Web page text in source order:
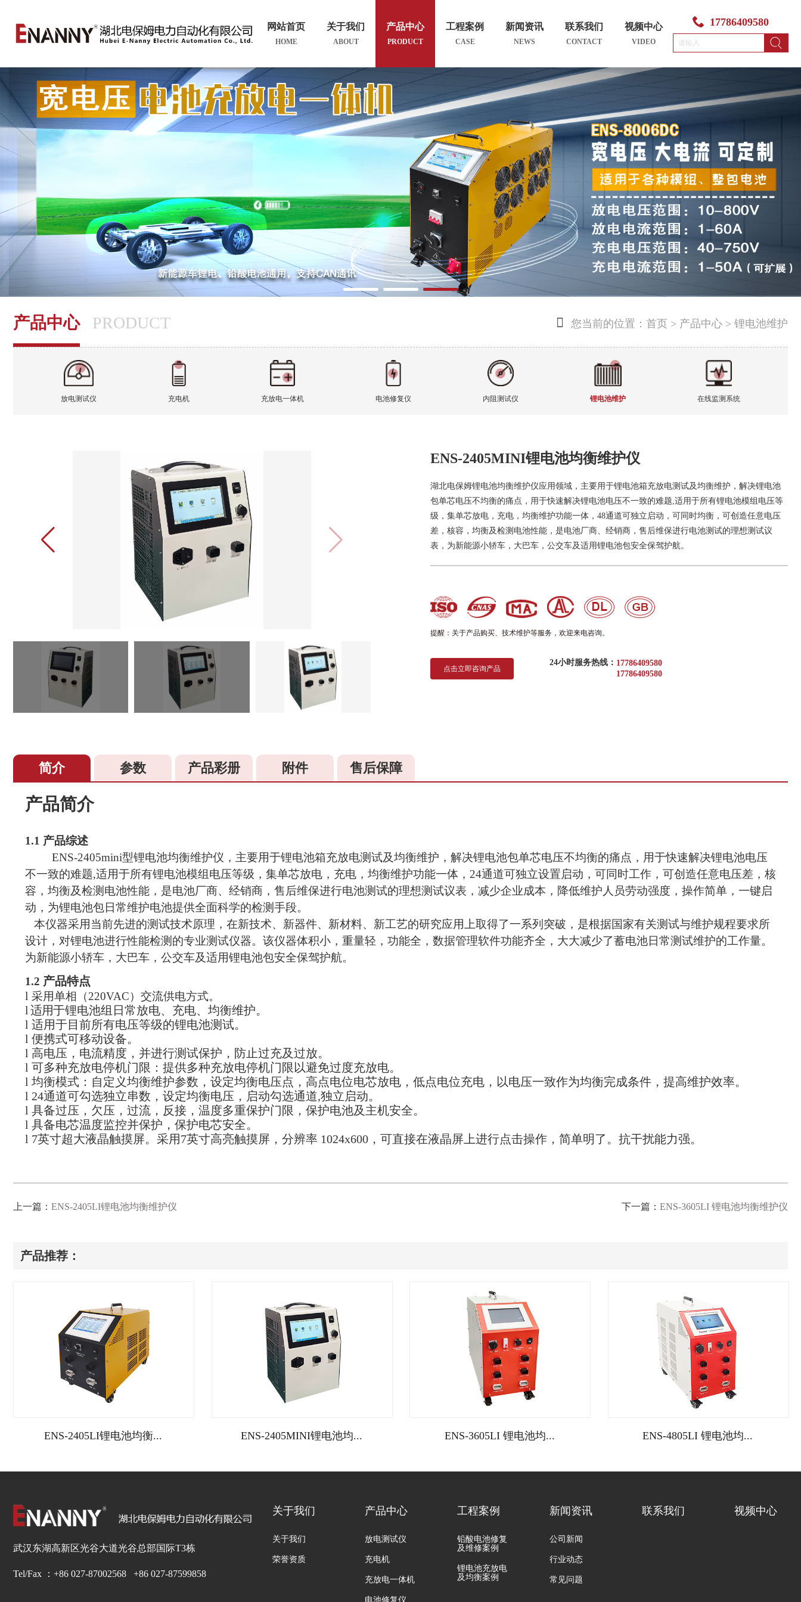
网站首页
HOME
关于我们
ABOUT
产品中心
PRODUCT
工程案例
CASE
新闻资讯
NEWS
联系我们
CONTACT
视频中心
VIDEO
17786409580
产品中心 PRODUCT  您当前的位置： 首页 > 产品中心 > 锂电池维护
放电测试仪 充电机 充放电一体机 电池修复仪 内阻测试仪 锂电池维护 在线监测系统
ENS-2405MINI锂电池均衡维护仪
湖北电保姆锂电池均衡维护仪应用领域，主要用于锂电池箱充放电测试及均衡维护，解决锂电池
包单芯电压不均衡的痛点，用于快速解决锂电池电压不一致的难题,适用于所有锂电池模组电压等
级，集单芯放电，充电，均衡维护功能一体，48通道可独立启动，可同时均衡，可创造任意电压
差，核容，均衡及检测电池性能，是电池厂商、经销商，售后维保进行电池测试的理想测试议
表，为新能源小轿车，大巴车，公交车及适用锂电池包安全保驾护航。
提醒：关于产品购买、技术维护等服务，欢迎来电咨询。
点击立即咨询产品
24小时服务热线： 17786409580
17786409580
简介 参数 产品彩册 附件 售后保障
产品简介
1.1 产品综述
ENS-2405mini型锂电池均衡维护仪，主要用于锂电池箱充放电测试及均衡维护，解决锂电池包单芯电压不均衡的痛点，用于快速解决锂电池电压
不一致的难题,适用于所有锂电池模组电压等级，集单芯放电，充电，均衡维护功能一体，24通道可独立设置启动，可同时工作，可创造任意电压差，核
容，均衡及检测电池性能，是电池厂商、经销商，售后维保进行电池测试的理想测试议表，减少企业成本，降低维护人员劳动强度，操作简单，一键启
动，为锂电池包日常维护电池提供全面科学的检测手段。
本仪器采用当前先进的测试技术原理，在新技术、新器件、新材料、新工艺的研究应用上取得了一系列突破，是根据国家有关测试与维护规程要求所
设计，对锂电池进行性能检测的专业测试仪器。该仪器体积小，重量轻，功能全，数据管理软件功能齐全，大大减少了蓄电池日常测试维护的工作量。
为新能源小轿车，大巴车，公交车及适用锂电池包安全保驾护航。
1.2 产品特点
l 采用单相（220VAC）交流供电方式。
l 适用于锂电池组日常放电、充电、均衡维护。
l 适用于目前所有电压等级的锂电池测试。
l 便携式可移动设备。
l 高电压，电流精度，并进行测试保护，防止过充及过放。
l 可多种充放电停机门限：提供多种充放电停机门限以避免过度充放电。
l 均衡模式：自定义均衡维护参数，设定均衡电压点，高点电位电芯放电，低点电位充电，以电压一致作为均衡完成条件，提高维护效率。
l 24通道可勾选独立串数，设定均衡电压，启动勾选通道,独立启动。
l 具备过压，欠压，过流，反接，温度多重保护门限，保护电池及主机安全。
l 具备电芯温度监控并保护，保护电芯安全。
l 7英寸超大液晶触摸屏。采用7英寸高亮触摸屏，分辨率 1024x600，可直接在液晶屏上进行点击操作，简单明了。抗干扰能力强。
上一篇： ENS-2405LI锂电池均衡维护仪 下一篇： ENS-3605LI 锂电池均衡维护仪
产品推荐：
ENS-2405LI锂电池均衡... ENS-2405MINI锂电池均... ENS-3605LI 锂电池均... ENS-4805LI 锂电池均...
武汉东湖高新区光谷大道光谷总部国际T3栋
Tel/Fax ：+86 027-87002568 +86 027-87599858
关于我们
关于我们
荣誉资质
产品中心
放电测试仪
充电机
充放电一体机
电池修复仪
工程案例
铅酸电池修复
及维修案例
锂电池充放电
及均衡案例
新闻资讯
公司新闻
行业动态
常见问题
联系我们 视频中心